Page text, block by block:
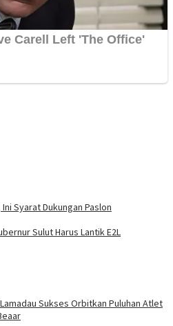
Syarat Dukungan Paslon
Sulut Harus Lantik E2L
Sukses Orbitkan Puluhan Atlet